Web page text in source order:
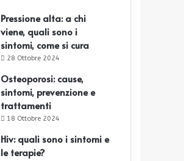
Pressione alta: a chi
viene, quali sono i
sintomi, come si cura
28 Ottobre 2024
Osteoporosi: cause,
sintomi, prevenzione e
trattamenti
18 Ottobre 2024
Hiv: quali sono i sintomi e
le terapie?